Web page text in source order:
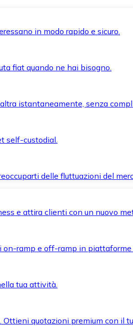
in modo rapido e sicuro.
fiat quando ne hai bisogno.
istantaneamente, senza
self-custodial.
delle fluttuazioni del
e attira clienti con un nuovo
on-ramp e off-ramp in piattaforme
tua attività.
quotazioni premium con il